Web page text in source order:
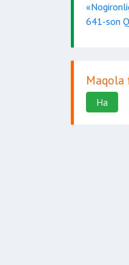
641-son
Maqola
Ha